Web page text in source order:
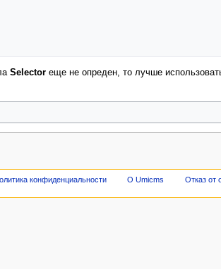
Selectorеще не опреден, то лучше
конфиденциальности О Umicms Отказ от